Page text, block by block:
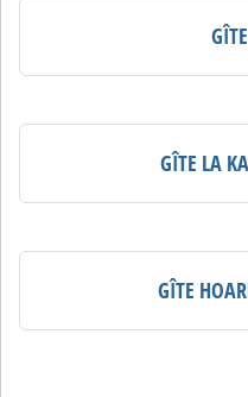
GÎTE LA
GÎTE